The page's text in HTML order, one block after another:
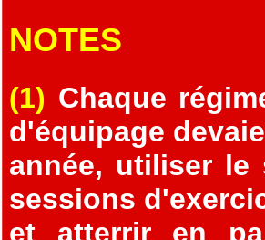
NOTES
(1) Chaque
d'équipage
année, utiliser le
sessions
et atterrir en